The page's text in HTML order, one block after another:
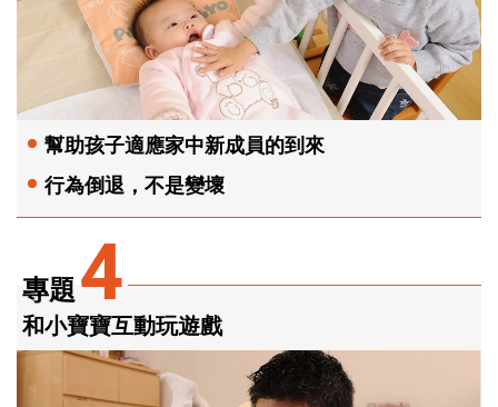
專題4
和小寶寶互動玩遊戲
幫助孩子適應家中新成員的到來
行為倒退，不是變壞